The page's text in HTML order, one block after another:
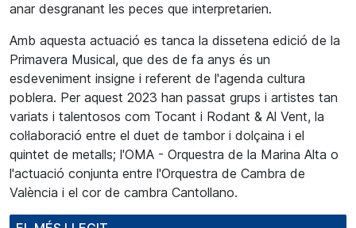
anar desgranant les peces que interpretarien.
Amb aquesta actuació es tanca la dissetena edició de la
Primavera Musical, que des de fa anys és un
esdeveniment insigne i referent de l'agenda cultura
poblera. Per aquest 2023 han passat grups i artistes tan
variats i talentosos com Tocant i Rodant & Al Vent, la
col·laboració entre el duet de tambor i dolçaina i el
quintet de metalls; l'OMA - Orquestra de la Marina Alta o
l'actuació conjunta entre l'Orquestra de Cambra de
València i el cor de cambra Cantollano.